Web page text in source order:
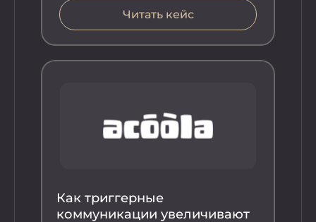
Читать кейс
Как триггерные
коммуникации увеличивают